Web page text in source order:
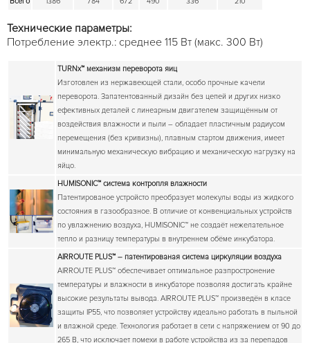
Технические параметры:
Потребление электр.: среднее 115 Вт (макс. 300 Вт)
TURNx™ механизм переворота яиц
Изготовлен из нержавеющей стали, особо прочные качели
переворота. Запатентованный дизайн без цепей и других низко
ефективных деталей с линеарным двигателем защищённым от
воздействия влажности и пыли – обладает пластичным радиусом
перемещения (без кривизны), плавным стартом движения, имеет
минимальную механическую вибрацию и механическую нагрузку на
яйцо.
HUMISONIC™ система контропля влажности
Патентированое устройсто преобразует молекулы воды из жидкого
состояния в газообразное. В отличие от конвенциальных устройств
по увлажнению воздуха, HUMISONIC™ не создаёт нежелательное
тепло и разницу температуры в внутреннем обёме инкубатора.
AIRROUTE PLUS™ – патентированая система циркуляции воздуха
AIRROUTE PLUS™ обеспечивает оптимальное разпростронение
температуры и влажности в инкубаторе позволяя достигать крайне
высокие результаты вывода. AIRROUTE PLUS™ произведён в класе
защиты IP55, что позволяет устройству идеально работать в пыльной
и влажной среде. Технология работает в сети с напряжением от 90 до
265 В, что исключает помехи в работе устройства из за перепадов